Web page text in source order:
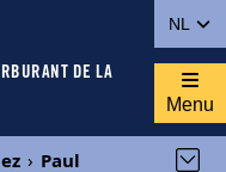
NL
DE LA
Menu
› Paul